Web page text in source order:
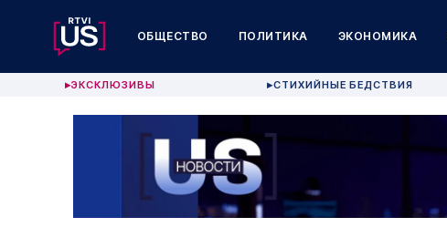
ОБЩЕСТВО ПОЛИТИКА ЭКОНОМИКА
▶ЭКСКЛЮЗИВЫ ▶СТИХИЙНЫЕ БЕДСТВИЯ